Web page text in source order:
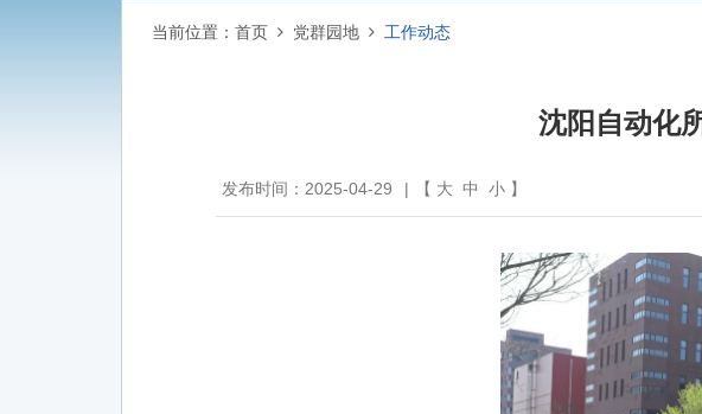
当前位置： 首页 党群园地 工作动态
沈阳自动化
发布时间：2025-04-29 | 【 大 中 小 】